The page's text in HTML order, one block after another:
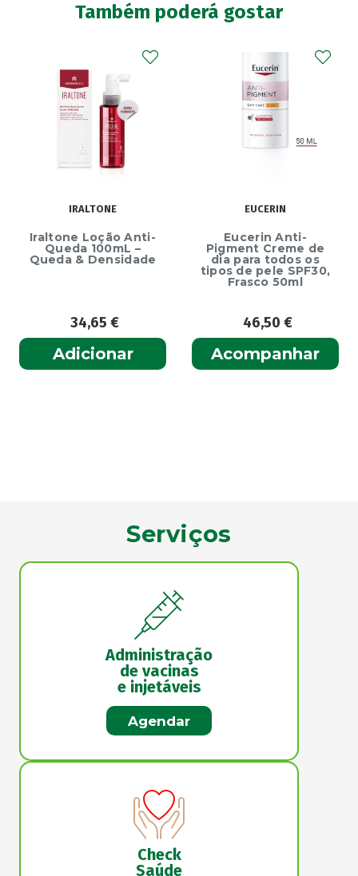
Também poderá gostar
IRALTONE
Iraltone Loção Anti-
Queda 100mL –
Queda & Densidade
34,65€
Adicionar
EUCERIN
Eucerin Anti-
Pigment Creme de
dia para todos os
tipos de pele SPF30,
Frasco 50ml
46,50€
Acompanhar
Serviços
Administração
de vacinas
e injetáveis
Agendar
Check
Saúde